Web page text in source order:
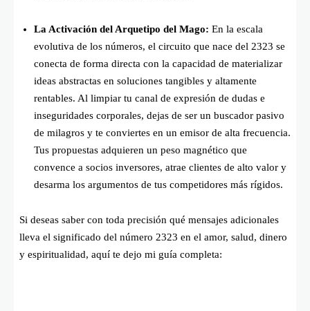
La Activación del Arquetipo del Mago: En la escala
evolutiva de los números, el circuito que nace del 2323 se
conecta de forma directa con la capacidad de materializar
ideas abstractas en soluciones tangibles y altamente
rentables. Al limpiar tu canal de expresión de dudas e
inseguridades corporales, dejas de ser un buscador pasivo
de milagros y te conviertes en un emisor de alta frecuencia.
Tus propuestas adquieren un peso magnético que
convence a socios inversores, atrae clientes de alto valor y
desarma los argumentos de tus competidores más rígidos.
Si deseas saber con toda precisión qué mensajes adicionales
lleva el significado del número 2323 en el amor, salud, dinero
y espiritualidad, aquí te dejo mi guía completa: